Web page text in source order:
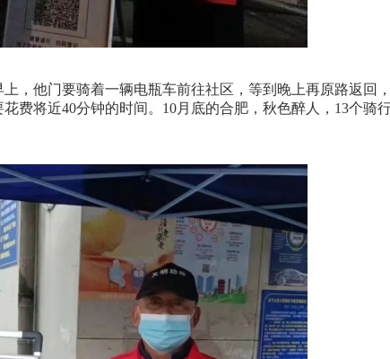
他门要骑着一辆电瓶车前往社区，等到晚上再原路返回
费将近40分钟的时间。10月底的合肥，秋色醉人，13个骑